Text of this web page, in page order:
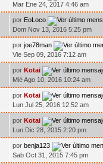
Mar Ene 24, 2017 4:46 am
por EoLoco
Dom Nov 13, 2016 5:25 pm
por joe78man
Vie Sep 09, 2016 7:12 am
por Kotai
Mié Ago 10, 2016 10:24 am
por Kotai
Lun Jul 25, 2016 12:52 am
por Kotai
Lun Dic 28, 2015 2:20 pm
por benja123
Sab Oct 31, 2015 7:45 pm